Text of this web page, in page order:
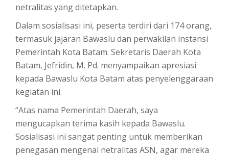
netralitas yang ditetapkan.
Dalam sosialisasi ini, peserta terdiri dari 174 orang,
termasuk jajaran Bawaslu dan perwakilan instansi
Pemerintah Kota Batam. Sekretaris Daerah Kota
Batam, Jefridin, M. Pd. menyampaikan apresiasi
kepada Bawaslu Kota Batam atas penyelenggaraan
kegiatan ini.
“Atas nama Pemerintah Daerah, saya
mengucapkan terima kasih kepada Bawaslu.
Sosialisasi ini sangat penting untuk memberikan
penegasan mengenai netralitas ASN, agar mereka